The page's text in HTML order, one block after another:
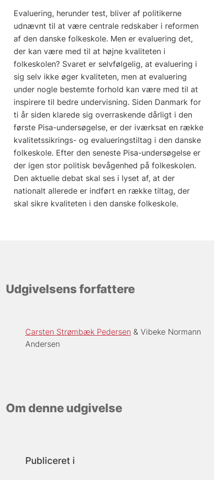
Evaluering, herunder test, bliver af politikerne
udnævnt til at være centrale redskaber i reformen
af den danske folkeskole. Men er evaluering det,
der kan være med til at højne kvaliteten i
folkeskolen? Svaret er selvfølgelig, at evaluering i
sig selv ikke øger kvaliteten, men at evaluering
under nogle bestemte forhold kan være med til at
inspirere til bedre undervisning. Siden Danmark for
ti år siden klarede sig overraskende dårligt i den
første Pisa-undersøgelse, er der iværksat en række
kvalitetssikrings- og evalueringstiltag i den danske
folkeskole. Efter den seneste Pisa-undersøgelse er
der igen stor politisk bevågenhed på folkeskolen.
Den aktuelle debat skal ses i lyset af, at der
nationalt allerede er indført en række tiltag, der
skal sikre kvaliteten i den danske folkeskole.
Udgivelsens forfattere
Carsten Strømbæk Pedersen
Vibeke Normann
Andersen
Om denne udgivelse
Publiceret i